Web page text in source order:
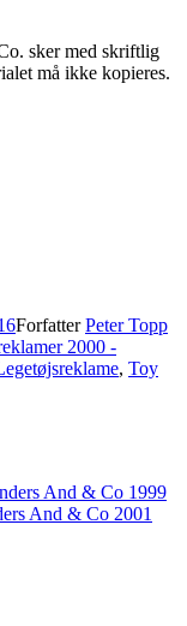
sker med skriftlig
må ikke kopieres.
ForfatterPeter Topp
2000 -
, Toy
And & Co 1999
And & Co 2001